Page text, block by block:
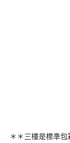
＊＊三樓是標準